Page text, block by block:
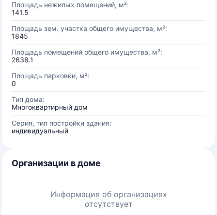
Площадь нежилых помещений, м²:
141.5
Площадь зем. участка общего имущества, м²:
1845
Площадь помещений общего имущества, м²:
2638.1
Площадь парковки, м²:
0
Тип дома:
Многоквартирный дом
Серия, тип постройки здания:
индивидуальный
Организации в доме
Информация об организациях
отсутствует